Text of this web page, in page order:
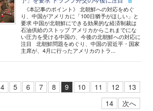
《本記事のポイント》 北朝鮮への対応をめぐ
り、中国がアメリカに「100日猶予がほしい」と
要求 中国が北朝鮮にできる効果的な経済制裁は
石油供給のストップ アメリカからこれまでにな
い圧力を受ける中国の、今後の北朝鮮への対応に
注目 北朝鮮問題をめぐり、中国の習近平・国家
主席が、4月に行ったアメリカのトラ...
4 5 6 7 8 9 10 11 12
13
14
次へ